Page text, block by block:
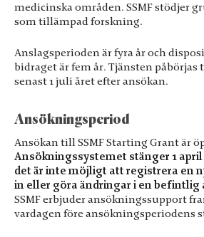
medicinska områden. SSMF stödjer
som tillämpad forskning.
Anslagsperioden är fyra år och
bidraget är fem år. Tjänsten påbörjas
senast 1 juli året efter ansökan.
Ansökningsperiod
Ansökan till SSMF Starting Grant är
Ansökningssystemet stänger 1 april
det är inte möjligt att registrera en
in eller göra ändringar i en befintlig
SSMF erbjuder ansökningssupport
vardagen före ansökningsperiodens
kunna
förbättra
funktionalitet
och
uppbyggnad,
baserat på hur
används.
Upplevelse
För att vår
hemsida ska
prestera så bra
som möjligt